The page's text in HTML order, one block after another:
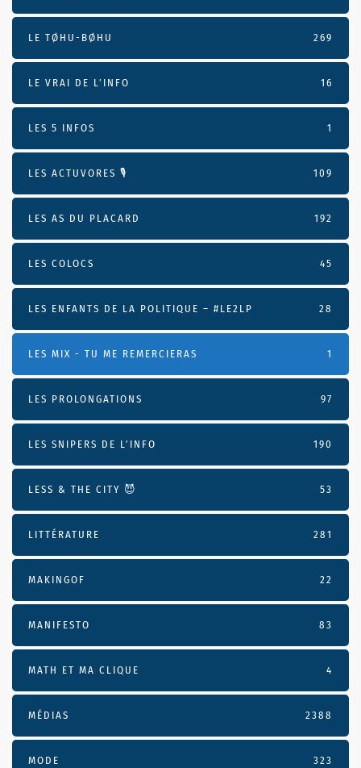
LE TØHU-BØHU 269
LE VRAI DE L’INFO 16
LES 5 INFOS 1
LES ACTUVORES 🎙 109
LES AS DU PLACARD 192
LES COLOCS 45
LES ENFANTS DE LA POLITIQUE – #LE2LP 28
LES MIX - TU ME REMERCIERAS 1
LES PROLONGATIONS 97
LES SNIPERS DE L’INFO 190
LESS & THE CITY 😈 53
LITTÉRATURE 281
MAKINGOF 22
MANIFESTO 83
MATH ET MA CLIQUE 4
MÉDIAS 2388
MODE 323